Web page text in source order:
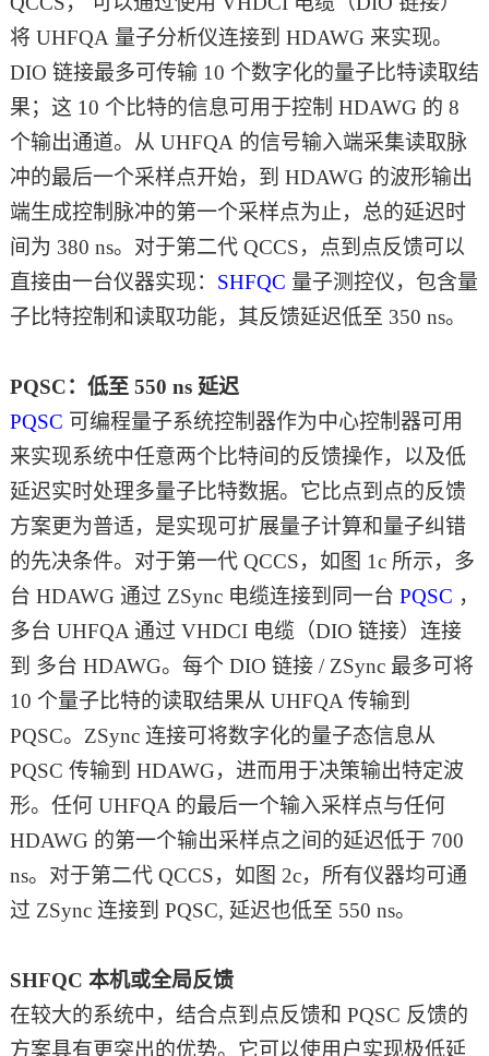
将 UHFQA 量子分析仪连接到 HDAWG 来实现。
DIO 链接最多可传输 10 个数字化的量子比特读取结
果；这 10 个比特的信息可用于控制 HDAWG 的 8
个输出通道。从 UHFQA 的信号输入端采集读取脉
冲的最后一个采样点开始，到 HDAWG 的波形输出
端生成控制脉冲的第一个采样点为止，总的延迟时
间为 380 ns。对于第二代 QCCS，点到点反馈可以
直接由一台仪器实现： SHFQC 量子测控仪，包含量
子比特控制和读取功能，其反馈延迟低至 350 ns。
PQSC：低至 550 ns 延迟
PQSC 可编程量子系统控制器作为中心控制器可用
来实现系统中任意两个比特间的反馈操作，以及低
延迟实时处理多量子比特数据。它比点到点的反馈
方案更为普适，是实现可扩展量子计算和量子纠错
的先决条件。对于第一代 QCCS，如图 1c 所示，多
台 HDAWG 通过 ZSync 电缆连接到同一台 PQSC ，
多台 UHFQA 通过 VHDCI 电缆（DIO 链接）连接
到 多台 HDAWG。每个 DIO 链接 / ZSync 最多可将
10 个量子比特的读取结果从 UHFQA 传输到
PQSC。ZSync 连接可将数字化的量子态信息从
PQSC 传输到 HDAWG，进而用于决策输出特定波
形。任何 UHFQA 的最后一个输入采样点与任何
HDAWG 的第一个输出采样点之间的延迟低于 700
ns。对于第二代 QCCS，如图 2c，所有仪器均可通
过 ZSync 连接到 PQSC, 延迟也低至 550 ns。
SHFQC 本机或全局反馈
在较大的系统中，结合点到点反馈和 PQSC 反馈的
方案具有更突出的优势。它可以使用户实现极低延